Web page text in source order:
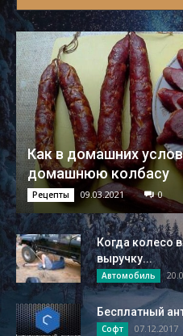
Как в домашних
домашнюю колбасу
Рецепты 09.03.2021 0
Когда колесо
выручку...
Автомобиль
Бесплатный
Софт 07.12.2017